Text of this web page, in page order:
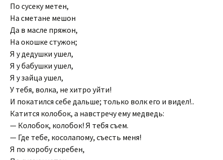
По сусеку метен,
На сметане мешон
Да в масле пряжон,
На окошке стужон;
Я у дедушки ушел,
Я у бабушки ушел,
Я у зайца ушел,
У тебя, волка, не хитро уйти!
И покатился себе дальше; только волк его и видел!..
Катится колобок, а навстречу ему медведь:
— Колобок, колобок! Я тебя съем.
— Где тебе, косолапому, съесть меня!
Я по коробу скребен,